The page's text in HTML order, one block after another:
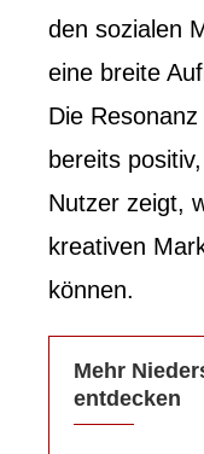
den sozialen
eine breite
Die
bereits
Nutzer zeigt,
kreativen
können.
Mehr
entdecken